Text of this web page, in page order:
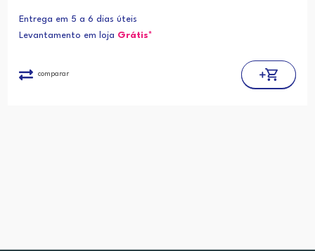
Entrega em 5 a 6 dias úteis
Levantamento em loja Grátis*
comparar